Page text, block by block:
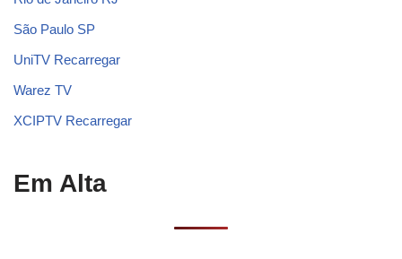
São Paulo SP
UniTV Recarregar
Warez TV
XCIPTV Recarregar
Em Alta